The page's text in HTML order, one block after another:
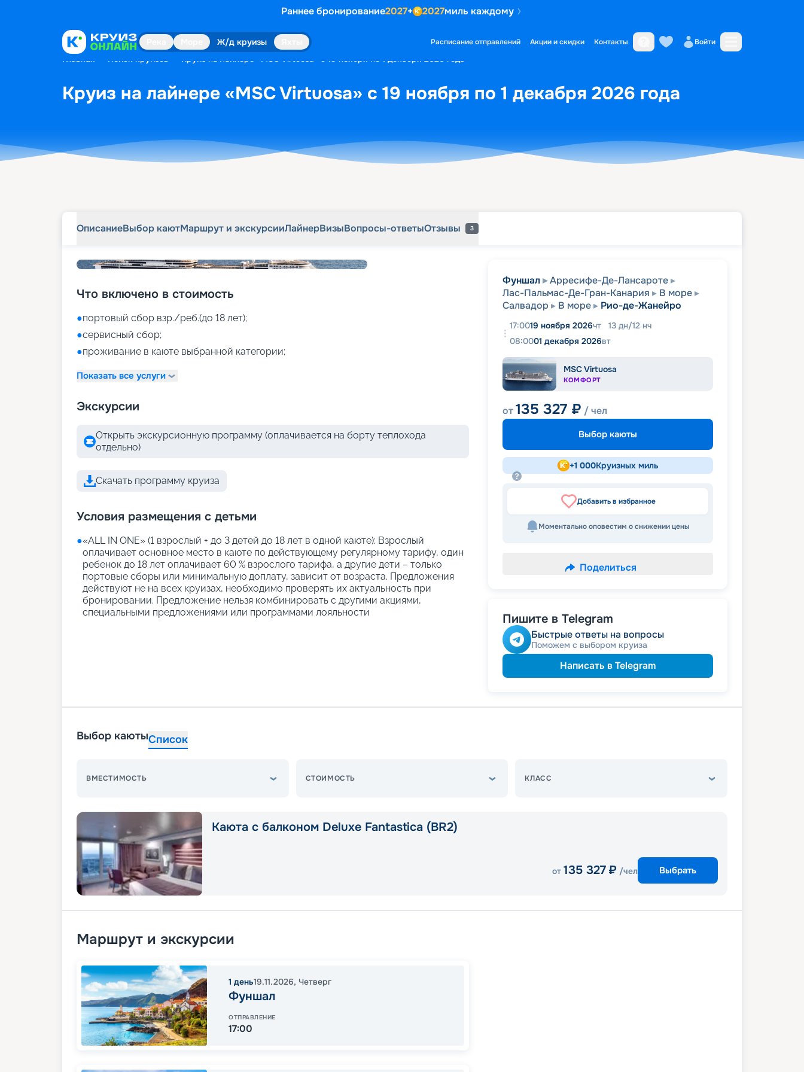
Раннее бронирование2027+ 2027миль каждому
Ж/д круизы Расписание отправлений Акции и скидки Контакты Войти
Главная Поиск круизов Круиз на лайнере «MSC Virtuosa» с 19 ноября по 1 декабря 2026 года
Круиз на лайнере «MSC Virtuosa» с 19 ноября по 1 декабря 2026 года
ОписаниеВыбор каютМаршрут и экскурсииЛайнерВизыВопросы-ответыОтзывы 3
Что включено в стоимость
●портовый сбор взр./реб.(до 18 лет);
●сервисный сбор;
●проживание в каюте выбранной категории;
Показать все услуги
Экскурсии
Открыть экскурсионную программу (оплачивается на борту теплохода
отдельно)
Скачать программу круиза
Условия размещения с детьми
●«АLL IN ONE» (1 взрослый + до 3 детей до 18 лет в одной каюте): Взрослый
оплачивает основное место в каюте по действующему регулярному тарифу, один
ребенок до 18 лет оплачивает 60 % взрослого тарифа, а другие дети – только
портовые сборы или минимальную доплату, зависит от возраста. Предложения
действуют не на всех круизах, необходимо проверять их актуальность при
бронировании. Предложение нельзя комбинировать с другими акциями,
специальными предложениями или программами лояльности
Фуншал
Арресифе-Де-Лансароте
Лас-Пальмас-Де-Гран-Канария
В море
Салвадор
В море Рио-де-Жанейро
17:0019 ноября 2026чт 13 дн/12 нч
08:0001 декабря 2026вт
MSC Virtuosa
КОМФОРТ
от135 327 ₽ / чел
Выбор каюты
+1 000Круизных миль
Добавить в избранное
Моментально оповестим о снижении цены
Поделиться
Пишите в Telegram
Быстрые ответы на вопросы
Поможем с выбором круиза
Написать в Telegram
Выбор каютыСписок
ВМЕСТИМОСТЬ СТОИМОСТЬ КЛАСС
Каюта с балконом Deluxe Fantastica (BR2)
от 135 327 ₽ /чел Выбрать
Маршрут и экскурсии
1 день19.11.2026, Четверг
Фуншал
ОТПРАВЛЕНИЕ
17:00